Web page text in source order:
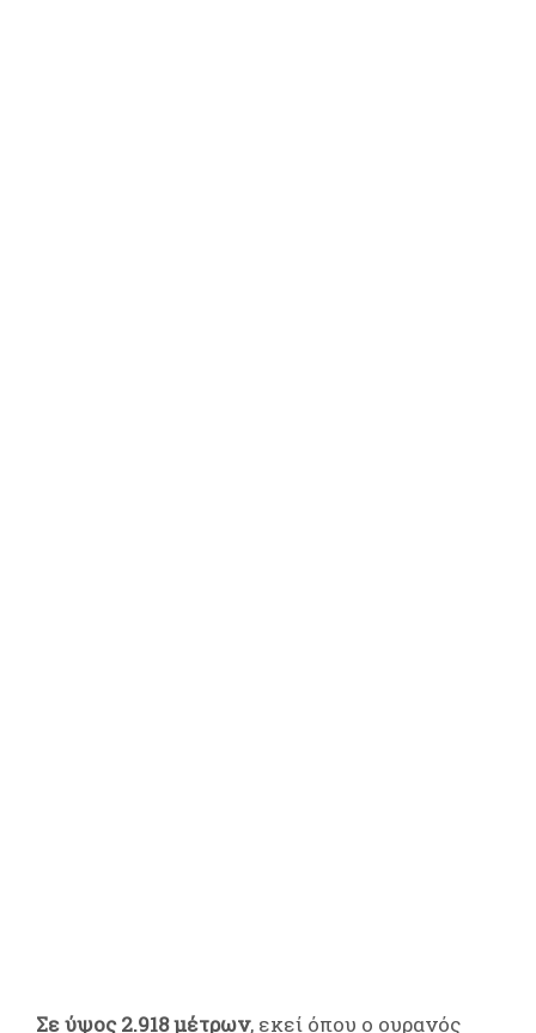
Σε ύψος 2.918 μέτρων, εκεί όπου ο ουρανός